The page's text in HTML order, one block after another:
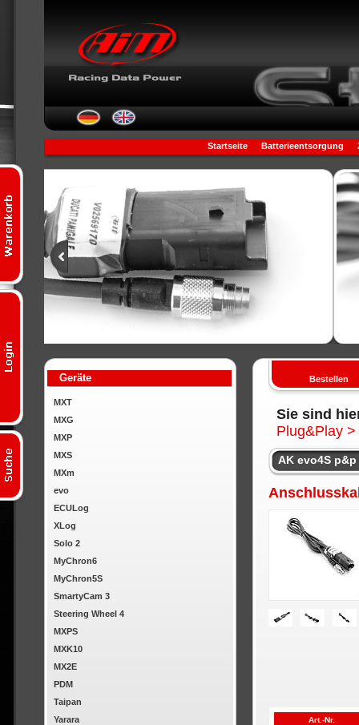
Startseite Batterieentsorgung
Geräte
MXT
MXG
MXP
MXS
MXm
evo
ECULog
XLog
Solo 2
MyChron6
MyChron5S
SmartyCam 3
Steering Wheel 4
MXPS
MXK10
MX2E
PDM
Taipan
Yarara
Bestellen
Sie sind
Plug&Play >
AK evo4S
Art.-Nr.